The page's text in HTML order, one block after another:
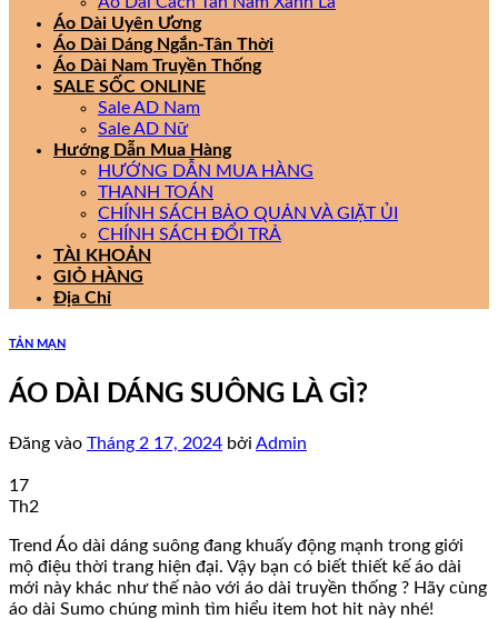
Áo Dài Uyên Ương
Áo Dài Dáng Ngắn-Tân Thời
Áo Dài Nam Truyền Thống
SALE SỐC ONLINE
Sale AD Nam
Sale AD Nữ
Hướng Dẫn Mua Hàng
HƯỚNG DẪN MUA HÀNG
THANH TOÁN
CHÍNH SÁCH BẢO QUẢN VÀ GIẶT ỦI
CHÍNH SÁCH ĐỔI TRẢ
TÀI KHOẢN
GIỎ HÀNG
Địa Chỉ
TẢN MẠN
ÁO DÀI DÁNG SUÔNG LÀ GÌ?
Đăng vào Tháng 2 17, 2024 bởi Admin
17
Th2
Trend Áo dài dáng suông đang khuấy động mạnh trong giới
mộ điệu thời trang hiện đại. Vậy bạn có biết thiết kế áo dài
mới này khác như thế nào với áo dài truyền thống ? Hãy cùng
áo dài Sumo chúng mình tìm hiểu item hot hit này nhé!